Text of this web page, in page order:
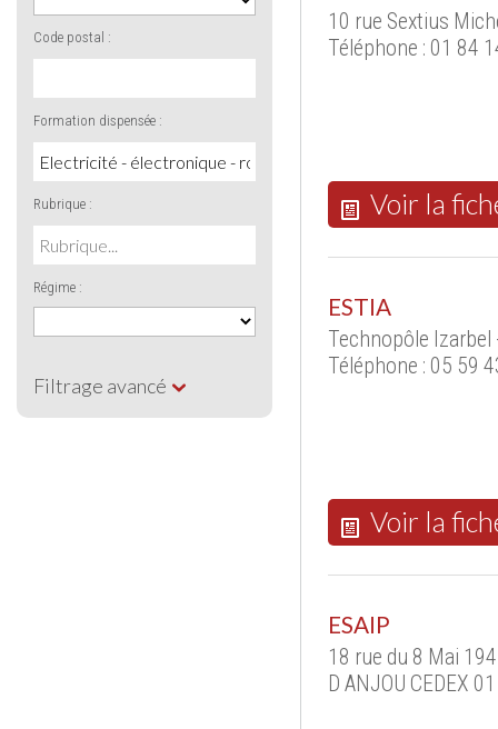
Code postal :
Formation dispensée :
Rubrique :
Régime :
Filtrage avancé
10 rue Sextius
Téléphone : 01 84
Voir la
ESTIA
Technopôle Izarbel
Téléphone : 05 59
Voir la
ESAIP
18 rue du 8 Mai
D ANJOU CEDEX